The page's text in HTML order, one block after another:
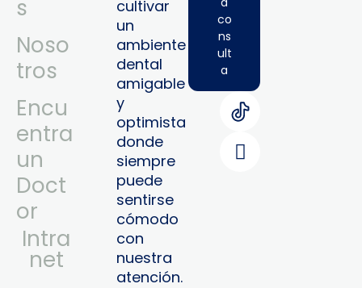
s
Noso
tros
Encu
entra
un
Doct
or
Intra
Net
cultivar
un
ambiente
dental
amigable
y
optimista
donde
siempre
puede
sentirse
cómodo
con
nuestra
atención.
co
ns
ult
a